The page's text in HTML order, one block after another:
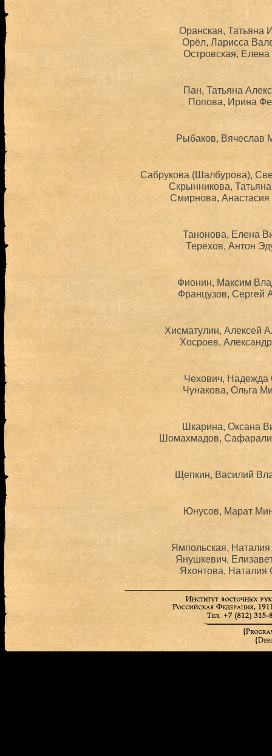
Оранская, Татьяна
Орёл, Ларисса
Островская,
Пан, Татьяна
Попова, Ирина
Рыбаков, Вячеслав
Сабрукова (Шалбурова),
Скрынникова,
Смирнова,
Танонова, Елена
Терехов, Антон
Фионин, Максим
Французов, Сергей
Хисматулин, Алексей
Хосроев,
Чехович, Надежда
Чунакова, Ольга
Шкарина, Оксана
Шомахмадов, Сафарали
Щепкин, Василий
Юнусов, Марат
Ямпольская,
Янушкевич,
Яхонтова, Наталия